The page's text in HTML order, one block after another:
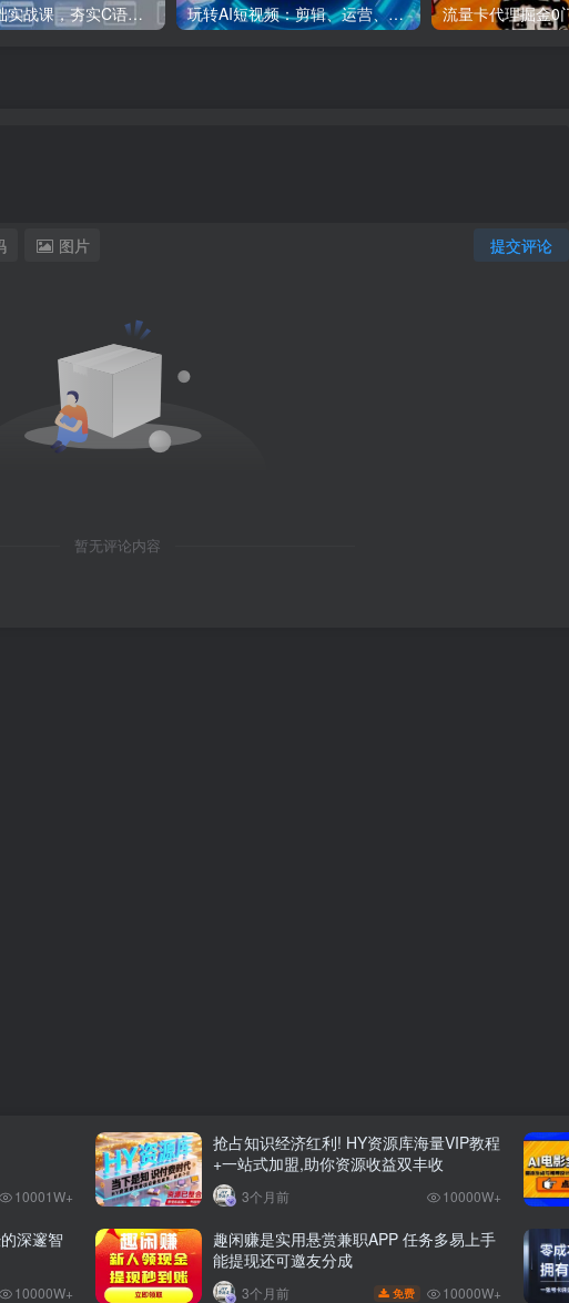
C++零基础实战课，夯实C语言基础、贯穿游戏项目、掌握开发思维，学成可挑战月薪15K+岗位 玩转AI短视频：剪辑、运营、直播一站式教学，轻松打造流量神话
提交评论
图片
暂无评论内容
10001W+
抢占知识经济红利! HY资源库海量VIP教程
+一站式加盟,助你资源收益双丰收
3个月前 10000W+
深邃智
10000W+
趣闲赚是实用悬赏兼职APP 任务多易上手
能提现还可邀友分成
3个月前 免费 10000W+